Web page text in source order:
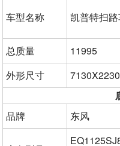
车型名称 凯普特扫
总质量
11995
外形尺寸
品牌
东风